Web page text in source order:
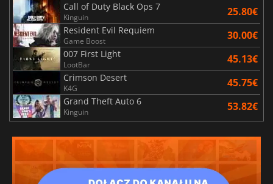
Call of Duty Black Ops 7
Kinguin 25.80€
Resident Evil Requiem
Game Boost 30.00€
007 First Light
LootBar 45.13€
Crimson Desert
K4G 45.75€
Grand Theft Auto 6
Kinguin 53.82€